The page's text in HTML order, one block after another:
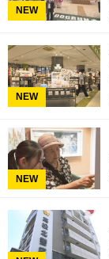
NEW
NEW
NEW